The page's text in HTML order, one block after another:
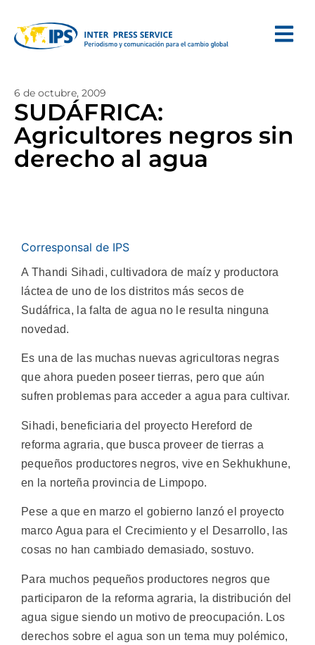
6 de octubre, 2009
SUDÁFRICA:
Agricultores negros sin
derecho al agua
Corresponsal de IPS
A Thandi Sihadi, cultivadora de maíz y productora
láctea de uno de los distritos más secos de
Sudáfrica, la falta de agua no le resulta ninguna
novedad.
Es una de las muchas nuevas agricultoras negras
que ahora pueden poseer tierras, pero que aún
sufren problemas para acceder a agua para cultivar.
Sihadi, beneficiaria del proyecto Hereford de
reforma agraria, que busca proveer de tierras a
pequeños productores negros, vive en Sekhukhune,
en la norteña provincia de Limpopo.
Pese a que en marzo el gobierno lanzó el proyecto
marco Agua para el Crecimiento y el Desarrollo, las
cosas no han cambiado demasiado, sostuvo.
Para muchos pequeños productores negros que
participaron de la reforma agraria, la distribución del
agua sigue siendo un motivo de preocupación. Los
derechos sobre el agua son un tema muy polémico,